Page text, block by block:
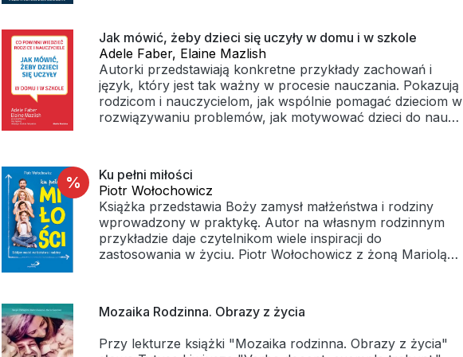
poczucie, że dla swoich dzieci są najlepszymi mamami na
świecie.Dzięki tej niezwykłej książce pod swe opiekuńcze
skrzydła bierze nie tylko te rodziny, które miały szczęście
znaleźć się w gronie jej pacjentów, ale także wszystkie
polskie mamy i ojców.
zrozumiałym, jasnym językiem tłumaczy i przypomina co,
kiedy, jak i w jakim celu praktykować.
Klamrą spinającą wydanie jest specjalnie na tę okoliczność
napisana przez kapłana, sercanina Modlitwa za rodzinę do
wspólnotowego odmówienia w gronie najbliższych oraz
błogosławieństwo domu na cały rok.
religijnych dla polskich rodzin.
Jak mówić, żeby dzieci się uczyły w domu i w szkole
Adele Faber, Elaine Mazlish
Autorki przedstawiają konkretne przykłady zachowań i
język, który jest tak ważny w procesie nauczania. Pokazują
rodzicom i nauczycielom, jak wspólnie pomagać dzieciom w
rozwiązywaniu problemów, jak motywować dzieci do nauki
%
Ku pełni miłości
Piotr Wołochowicz
Książka przedstawia Boży zamysł małżeństwa i rodziny
wprowadzony w praktykę. Autor na własnym rodzinnym
przykładzie daje czytelnikom wiele inspiracji do
zastosowania w życiu. Piotr Wołochowicz z żoną Mariolą
uczyć, jak żyć po Bożemu w dzisiejszym świecie.
Propozycja zainteresuje zarówno tych, którzy planują
Mozaika Rodzinna. Obrazy z życia
Przy lekturze książki "Mozaika rodzinna. Obrazy z życia"